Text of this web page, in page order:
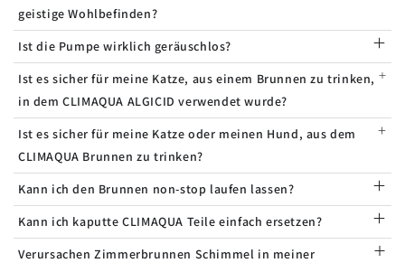
geistige Wohlbefinden?
Ist die Pumpe wirklich geräuschlos?
Ist es sicher für meine Katze, aus einem Brunnen zu trinken,
in dem CLIMAQUA ALGICID verwendet wurde?
Ist es sicher für meine Katze oder meinen Hund, aus dem
CLIMAQUA Brunnen zu trinken?
Kann ich den Brunnen non-stop laufen lassen?
Kann ich kaputte CLIMAQUA Teile einfach ersetzen?
Verursachen Zimmerbrunnen Schimmel in meiner